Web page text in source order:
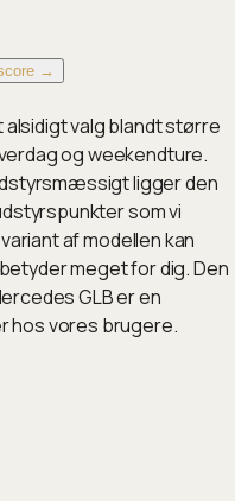
→
valg blandt større
og weekendture.
ligger den
som vi
af modellen kan
meget for dig. Den
GLB er en
hos vores brugere.